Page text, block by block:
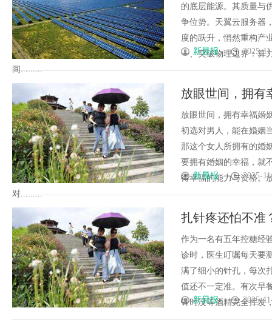
的底层能源。其质量与
争位势。天翼云服务器
度的跃升，悄然重构产
一、突破物理边界：算
间.........
新晨报 2025-
放眼世间，拥有
放眼世间，拥有幸福婚
初选对男人，能在婚姻
那这个女人所拥有的婚
要拥有婚姻的幸福，就
得幸福的能力与资格。
对.........
新晨报 2025-
扎针疼还怕不准
作为一名有五年控糖经
诊时，医生叮嘱每天要
满了细小的针孔，每次
值还不一定准。有次早
针时没等酒精完全挥发
新晨报 2025-